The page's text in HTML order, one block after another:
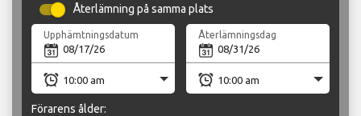
Återlämning på samma plats
Upphämtningsdatum Återlämningsdag
Förarens ålder: